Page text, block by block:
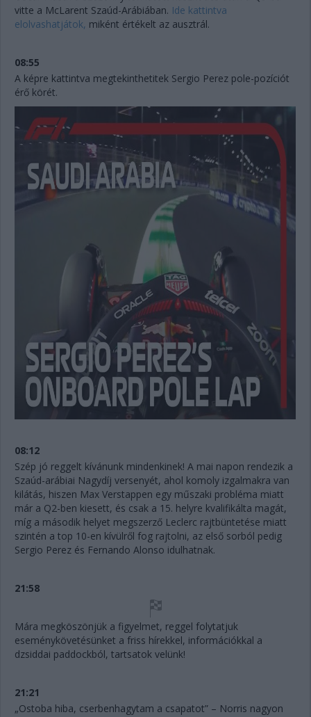
vitte a McLarent Szaúd-Arábiában. Ide kattintva
elolvashatjátok, miként értékelt az ausztrál.
08:55
A képre kattintva megtekinthetitek Sergio Perez pole-pozíciót
érő körét.
08:12
Szép jó reggelt kívánunk mindenkinek! A mai napon rendezik a
Szaúd-arábiai Nagydíj versenyét, ahol komoly izgalmakra van
kilátás, hiszen Max Verstappen egy műszaki probléma miatt
már a Q2-ben kiesett, és csak a 15. helyre kvalifikálta magát,
míg a második helyet megszerző Leclerc rajtbüntetése miatt
szintén a top 10-en kívülről fog rajtolni, az első sorból pedig
Sergio Perez és Fernando Alonso idulhatnak.
21:58
Mára megköszönjük a figyelmet, reggel folytatjuk
eseménykövetésünket a friss hírekkel, információkkal a
dzsiddai paddockból, tartsatok velünk!
21:21
„Ostoba hiba, cserbenhagytam a csapatot” – Norris nagyon